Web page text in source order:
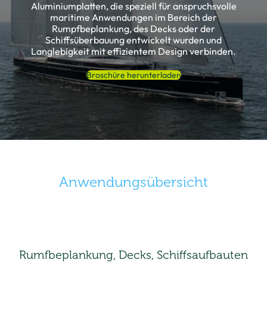
Aluminiumplatten, die speziell für anspruchsvolle
maritime Anwendungen im Bereich der
Rumpfbeplankung, des Decks oder der
Schiffsüberbauung entwickelt wurden und
Langlebigkeit mit effizientem Design verbinden.
Broschüre herunterladen
Anwendungsübersicht
Rumfbeplankung, Decks, Schiffsaufbauten